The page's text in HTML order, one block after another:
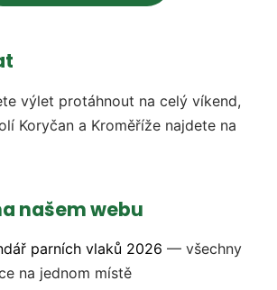
výlet protáhnout na celý víkend,
Koryčan a Kroměříže najdete na
našem webu
parních vlaků 2026 — všechny
na jednom místě